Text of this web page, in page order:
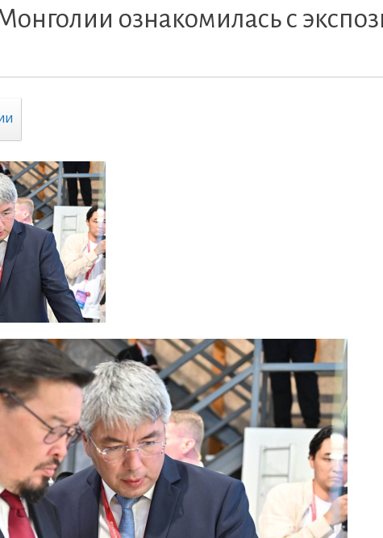
ознакомилась с